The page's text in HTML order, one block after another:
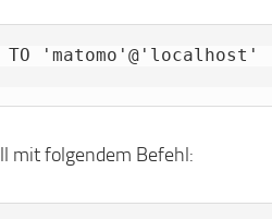
TO 'matomo'@'localhost'
mit folgendem Befehl: